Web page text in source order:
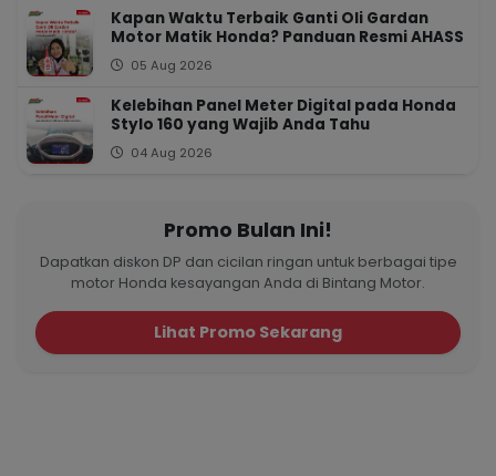
Kapan Waktu Terbaik Ganti Oli Gardan
Motor Matik Honda? Panduan Resmi AHASS
05 Aug 2026
Kelebihan Panel Meter Digital pada Honda
Stylo 160 yang Wajib Anda Tahu
04 Aug 2026
Promo Bulan Ini!
Dapatkan diskon DP dan cicilan ringan untuk berbagai tipe
motor Honda kesayangan Anda di Bintang Motor.
Lihat Promo Sekarang